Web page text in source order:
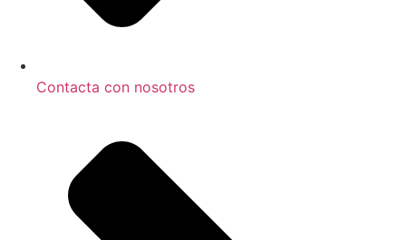
Contacta con nosotros